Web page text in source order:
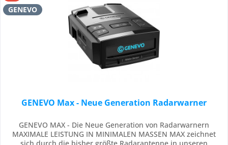
GENEVO
GENEVO Max - Neue Generation Radarwarner
GENEVO MAX - Die Neue Generation von Radarwarnern
MAXIMALE LEISTUNG IN MINIMALEN MASSEN MAX zeichnet